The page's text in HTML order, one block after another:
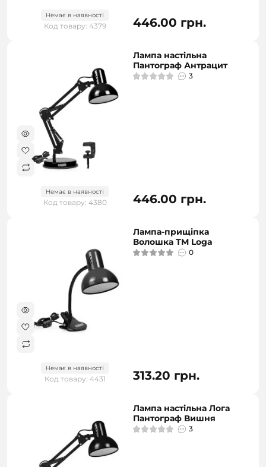
Немає в наявності
Код товару: 4379 446.00 грн.
Немає в наявності
Код товару: 4380
Лампа настільна
Пантограф Антрацит
3
446.00 грн.
Немає в наявності
Код товару: 4431
Лампа-прищіпка
Волошка ТМ Loga
0
313.20 грн.
Лампа настільна Лога
Пантограф Вишня
3